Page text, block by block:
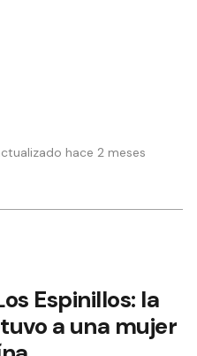
hace 2 meses
Espinillos: la
a una mujer